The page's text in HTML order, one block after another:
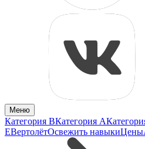
Меню
Категория BКатегория A
EВертолётОсвежить навыкиЦены